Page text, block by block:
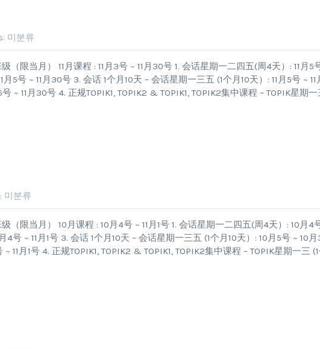
미분류
限当月） 11月课程 : 11月3号 ~ 11月30号 1. 会话星期一二四五(周4天）: 11月5
5号 ~ 11月30号 3. 会话 1个月10天 – 会话星期一三五 (1个月10天）: 11月5号 ~ 11
~ 11月30号 4. 正规TOPIK1, TOPIK2 & TOPIK1, TOPIK2集中课程 – TOPIK星期一
미분류
限当月） 10月课程 : 10月4号 ~ 11月1号 1. 会话星期一二四五(周4天）: 10月4
4号 ~ 11月1号 3. 会话 1个月10天 – 会话星期一三五 (1个月10天）: 10月5号 ~ 10月
11月1号 4. 正规TOPIK1, TOPIK2 & TOPIK1, TOPIK2集中课程 – TOPIK星期一三